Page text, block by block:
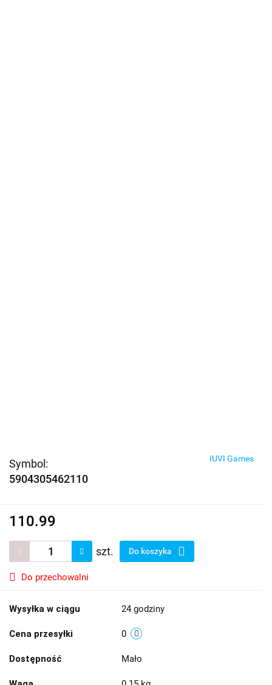
Symbol:
5904305462110
IUVI Games
110.99
szt. Do koszyka
Do przechowalni
Wysyłka w ciągu 24 godziny
Cena przesyłki 0
Dostępność Mało